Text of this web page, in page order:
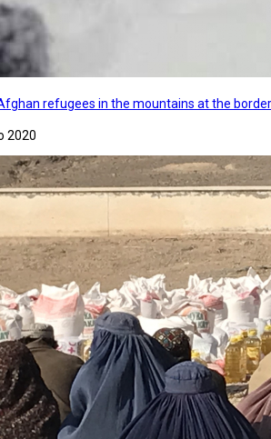
refugees in the mountains at the
2020